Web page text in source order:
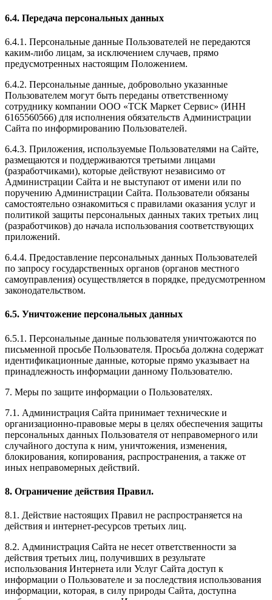
6.4. Передача персональных данных
6.4.1. Персональные данные Пользователей не передаются
каким-либо лицам, за исключением случаев, прямо
предусмотренных настоящим Положением.
6.4.2. Персональные данные, добровольно указанные
Пользователем могут быть переданы ответственному
сотруднику компании ООО «ТСК Маркет Сервис» (ИНН
6165560566) для исполнения обязательств Администрации
Сайта по информированию Пользователей.
6.4.3. Приложения, используемые Пользователями на Сайте,
размещаются и поддерживаются третьими лицами
(разработчиками), которые действуют независимо от
Администрации Сайта и не выступают от имени или по
поручению Администрации Сайта. Пользователи обязаны
самостоятельно ознакомиться с правилами оказания услуг и
политикой защиты персональных данных таких третьих лиц
(разработчиков) до начала использования соответствующих
приложений.
6.4.4. Предоставление персональных данных Пользователей
по запросу государственных органов (органов местного
самоуправления) осуществляется в порядке, предусмотренном
законодательством.
6.5. Уничтожение персональных данных
6.5.1. Персональные данные пользователя уничтожаются по
письменной просьбе Пользователя. Просьба должна содержат
идентификационные данные, которые прямо указывает на
принадлежность информации данному Пользователю.
7. Меры по защите информации о Пользователях.
7.1. Администрация Сайта принимает технические и
организационно-правовые меры в целях обеспечения защиты
персональных данных Пользователя от неправомерного или
случайного доступа к ним, уничтожения, изменения,
блокирования, копирования, распространения, а также от
иных неправомерных действий.
8. Ограничение действия Правил.
8.1. Действие настоящих Правил не распространяется на
действия и интернет-ресурсов третьих лиц.
8.2. Администрация Сайта не несет ответственности за
действия третьих лиц, получивших в результате
использования Интернета или Услуг Сайта доступ к
информации о Пользователе и за последствия использования
информации, которая, в силу природы Сайта, доступна